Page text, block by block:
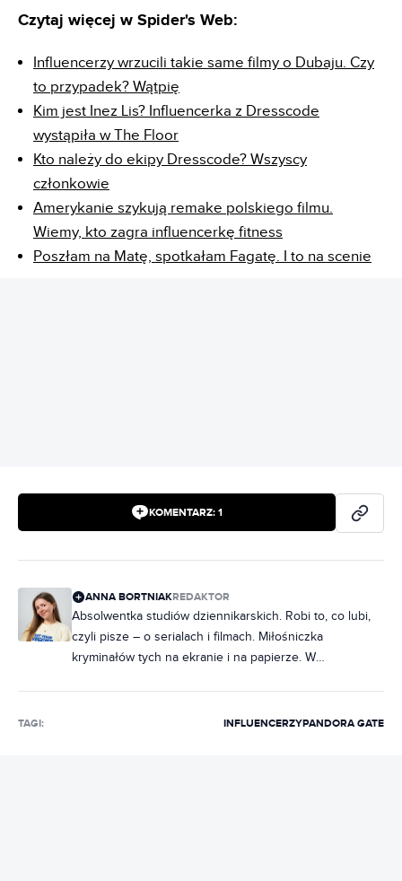
Czytaj więcej w Spider's Web:
Influencerzy wrzucili takie same filmy o Dubaju. Czy
to przypadek? Wątpię
Kim jest Inez Lis? Influencerka z Dresscode
wystąpiła w The Floor
Kto należy do ekipy Dresscode? Wszyscy
członkowie
Amerykanie szykują remake polskiego filmu.
Wiemy, kto zagra influencerkę fitness
Poszłam na Matę, spotkałam Fagatę. I to na scenie
KOMENTARZ: 1
ANNA BORTNIAKREDAKTOR
Absolwentka studiów dziennikarskich. Robi to, co lubi,
czyli pisze – o serialach i filmach. Miłośniczka
kryminałów tych na ekranie i na papierze. W
nabałaganić w słowach. Zakochana w Norwegii, dobrej,
TAGI: INFLUENCERZYPANDORA GATE